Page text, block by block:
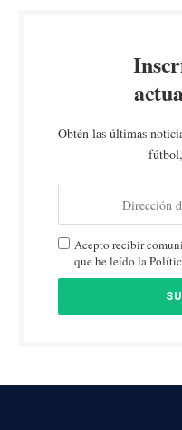
Obtén las últimas
Acepto recibir
que he leído la